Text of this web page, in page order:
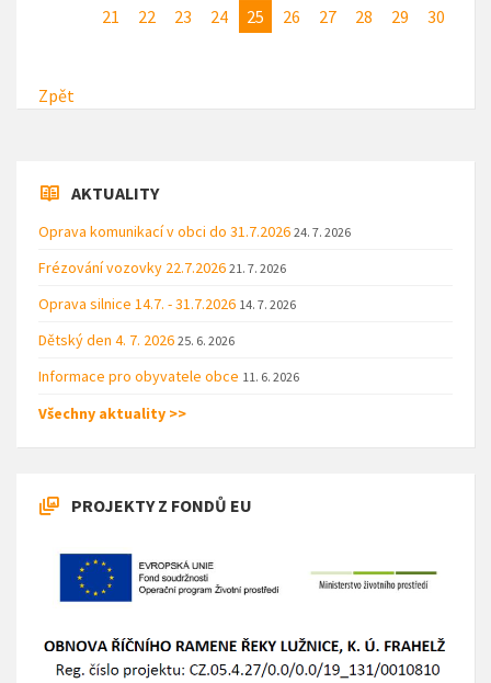
21
22 23 24 25 26 27 28 29 30
Zpět
AKTUALITY
Oprava komunikací v obci do 31.7.2026 24. 7. 2026
Frézování vozovky 22.7.2026 21. 7. 2026
Oprava silnice 14.7. - 31.7.2026 14. 7. 2026
Dětský den 4. 7. 2026 25. 6. 2026
Informace pro obyvatele obce 11. 6. 2026
Všechny aktuality >>
PROJEKTY Z FONDŮ EU